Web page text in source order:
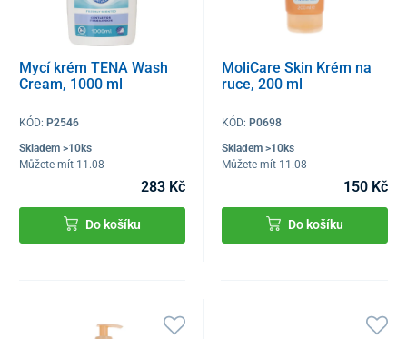
Mycí krém TENA Wash
Cream, 1000 ml
KÓD: P2546
Skladem >10ks
Můžete mít 11.08
283 Kč
Do košíku
MoliCare Skin Krém na
ruce, 200 ml
KÓD:P0698
Skladem >10ks
Můžete mít 11.08
150 Kč
Do košíku